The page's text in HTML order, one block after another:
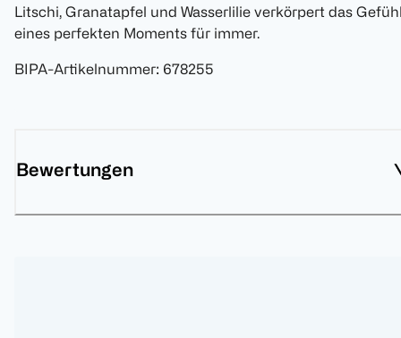
Litschi, Granatapfel und Wasserlilie verkörpert das
eines perfekten Moments für immer.
BIPA-Artikelnummer: 678255
Bewertungen